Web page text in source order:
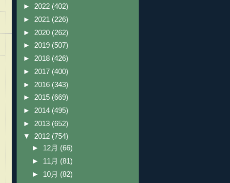
► 2022 (402)
► 2021 (226)
► 2020 (262)
► 2019 (507)
► 2018 (426)
► 2017 (400)
► 2016 (343)
► 2015 (669)
► 2014 (495)
► 2013 (652)
▼ 2012 (754)
► 12月 (66)
► 11月 (81)
► 10月 (82)